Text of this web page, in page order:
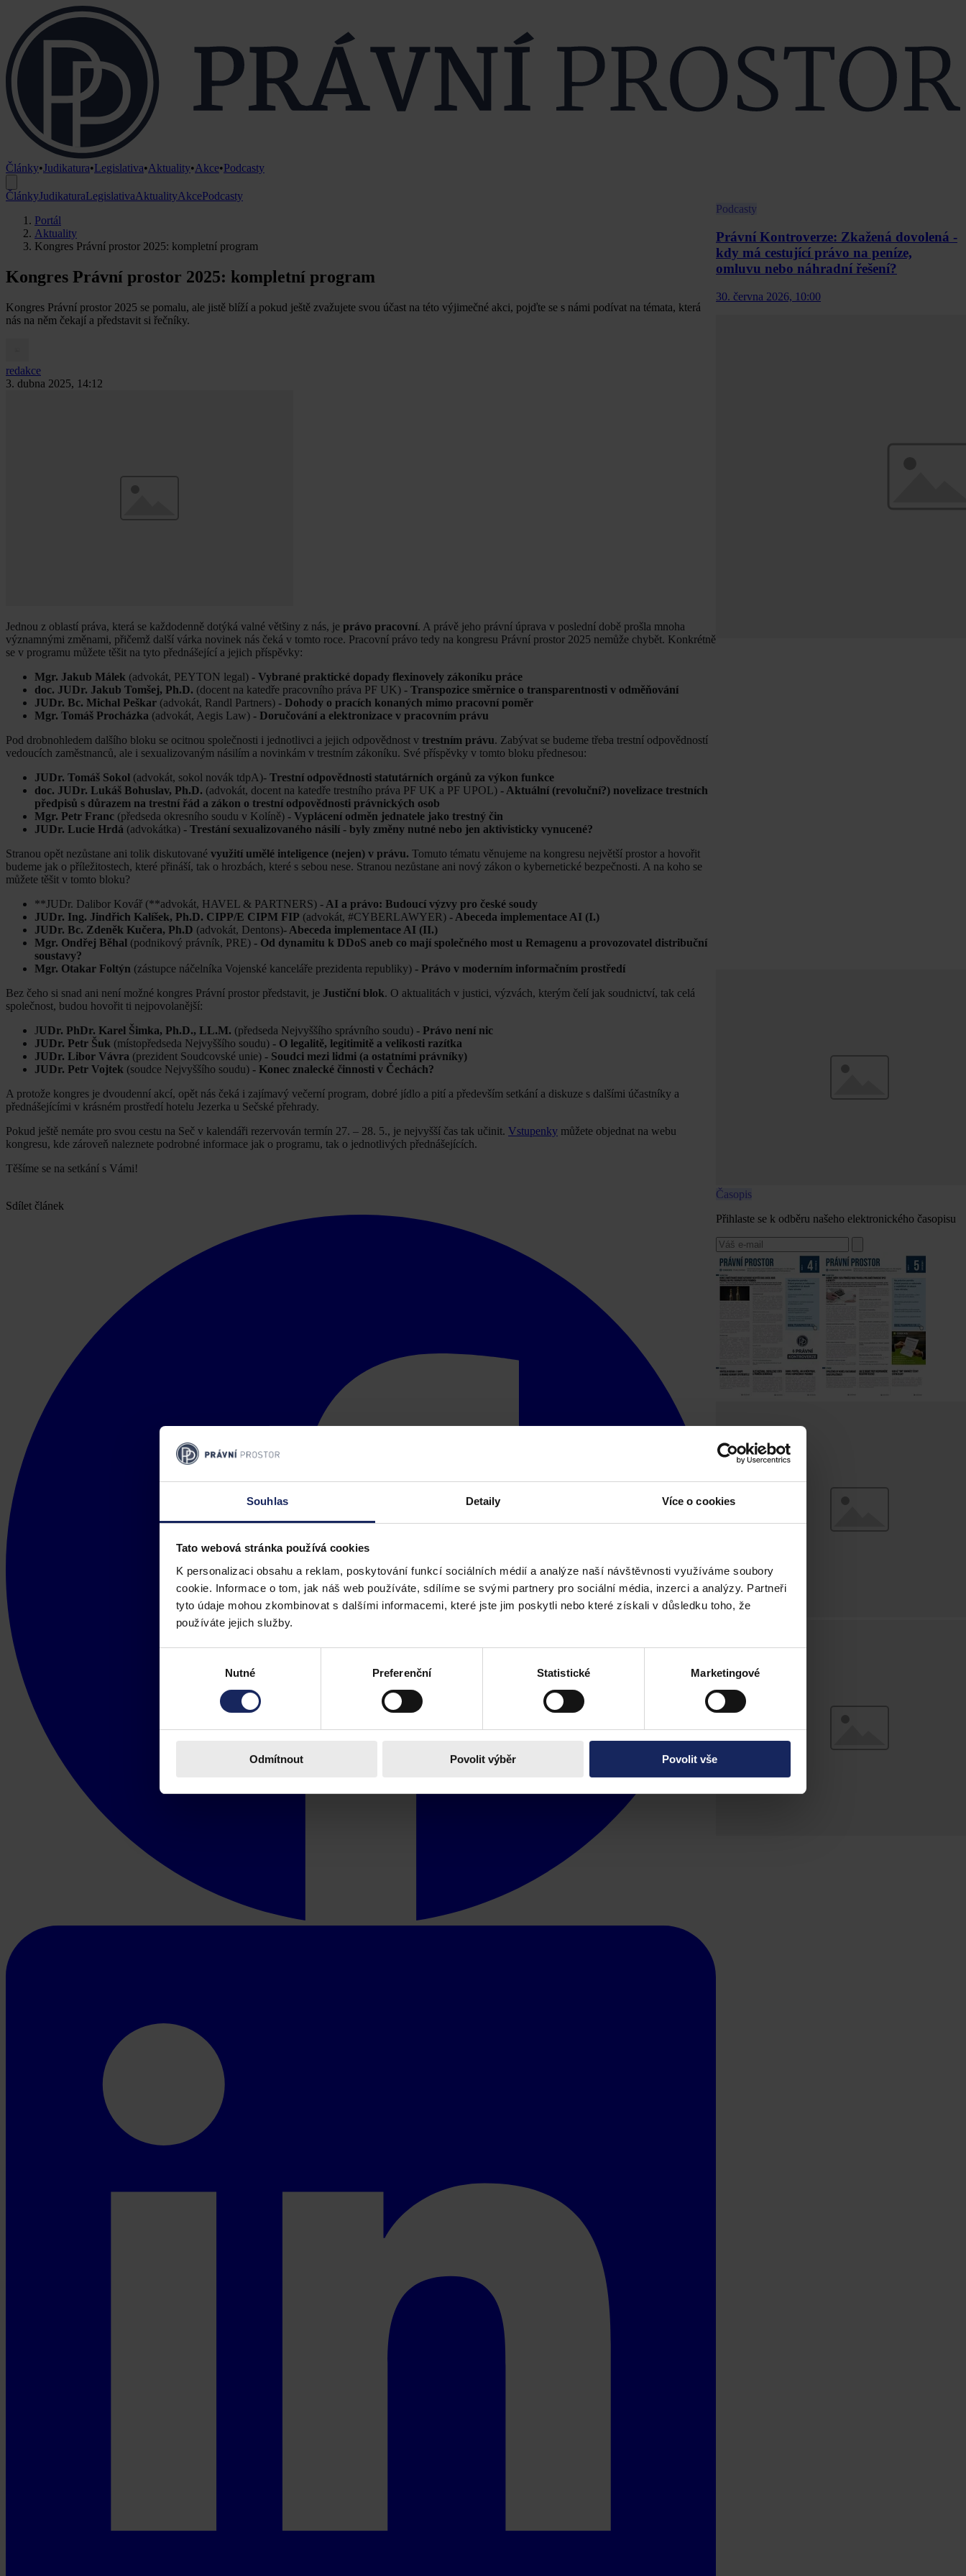
Souhlas Detaily Více o cookies
Tato webová stránka používá cookies
K personalizaci obsahu a reklam, poskytování funkcí sociálních médií a analýze naší návštěvnosti využíváme soubory
cookie. Informace o tom, jak náš web používáte, sdílíme se svými partnery pro sociální média, inzerci a analýzy. Partneři
tyto údaje mohou zkombinovat s dalšími informacemi, které jste jim poskytli nebo které získali v důsledku toho, že
používáte jejich služby.
Nutné Preferenční Statistické Marketingové
Odmítnout Povolit výběr Povolit vše
Články•Judikatura•Legislativa•Aktuality•Akce•Podcasty
ČlánkyJudikaturaLegislativaAktualityAkcePodcasty
Portál
Aktuality
Kongres Právní prostor 2025: kompletní program
Kongres Právní prostor 2025: kompletní program
Kongres Právní prostor 2025 se pomalu, ale jistě blíží a pokud ještě zvažujete svou účast na této výjimečné akci, pojďte se s námi podívat na témata, která
nás na něm čekají a představit si řečníky.
redakce
3. dubna 2025, 14:12
Jednou z oblastí práva, která se každodenně dotýká valné většiny z nás, je právo pracovní. A právě jeho právní úprava v poslední době prošla mnoha
významnými změnami, přičemž další várka novinek nás čeká v tomto roce. Pracovní právo tedy na kongresu Právní prostor 2025 nemůže chybět. Konkrétně
se v programu můžete těšit na tyto přednášející a jejich příspěvky:
Mgr. Jakub Málek (advokát, PEYTON legal) - Vybrané praktické dopady flexinovely zákoníku práce
doc. JUDr. Jakub Tomšej, Ph.D. (docent na katedře pracovního práva PF UK) - Transpozice směrnice o transparentnosti v odměňování
JUDr. Bc. Michal Peškar (advokát, Randl Partners) - Dohody o pracích konaných mimo pracovní poměr
Mgr. Tomáš Procházka (advokát, Aegis Law) - Doručování a elektronizace v pracovním právu
Pod drobnohledem dalšího bloku se ocitnou společnosti i jednotlivci a jejich odpovědnost v trestním právu. Zabývat se budeme třeba trestní odpovědností
vedoucích zaměstnanců, ale i sexualizovaným násilím a novinkám v trestním zákoníku. Své příspěvky v tomto bloku přednesou:
JUDr. Tomáš Sokol (advokát, sokol novák tdpA)- Trestní odpovědnosti statutárních orgánů za výkon funkce
doc. JUDr. Lukáš Bohuslav, Ph.D. (advokát, docent na katedře trestního práva PF UK a PF UPOL) - Aktuální (revoluční?) novelizace trestních
předpisů s důrazem na trestní řád a zákon o trestní odpovědnosti právnických osob
Mgr. Petr Franc (předseda okresního soudu v Kolíně) - Vyplácení odměn jednatele jako trestný čin
JUDr. Lucie Hrdá (advokátka) - Trestání sexualizovaného násilí - byly změny nutné nebo jen aktivisticky vynucené?
Stranou opět nezůstane ani tolik diskutované využití umělé inteligence (nejen) v právu. Tomuto tématu věnujeme na kongresu největší prostor a hovořit
budeme jak o příležitostech, které přináší, tak o hrozbách, které s sebou nese. Stranou nezůstane ani nový zákon o kybernetické bezpečnosti. A na koho se
můžete těšit v tomto bloku?
**JUDr. Dalibor Kovář (**advokát, HAVEL & PARTNERS) - AI a právo: Budoucí výzvy pro české soudy
JUDr. Ing. Jindřich Kalíšek, Ph.D. CIPP/E CIPM FIP (advokát, #CYBERLAWYER) - Abeceda implementace AI (I.)
JUDr. Bc. Zdeněk Kučera, Ph.D (advokát, Dentons)- Abeceda implementace AI (II.)
Mgr. Ondřej Běhal (podnikový právník, PRE) - Od dynamitu k DDoS aneb co mají společného most u Remagenu a provozovatel distribuční
soustavy?
Mgr. Otakar Foltýn (zástupce náčelníka Vojenské kanceláře prezidenta republiky) - Právo v moderním informačním prostředí
Bez čeho si snad ani není možné kongres Právní prostor představit, je Justiční blok. O aktualitách v justici, výzvách, kterým čelí jak soudnictví, tak celá
společnost, budou hovořit ti nejpovolanější:
JUDr. PhDr. Karel Šimka, Ph.D., LL.M. (předseda Nejvyššího správního soudu) - Právo není nic
JUDr. Petr Šuk (místopředseda Nejvyššího soudu) - O legalitě, legitimitě a velikosti razítka
JUDr. Libor Vávra (prezident Soudcovské unie) - Soudci mezi lidmi (a ostatními právníky)
JUDr. Petr Vojtek (soudce Nejvyššího soudu) - Konec znalecké činnosti v Čechách?
A protože kongres je dvoudenní akcí, opět nás čeká i zajímavý večerní program, dobré jídlo a pití a především setkání a diskuze s dalšími účastníky a
přednášejícími v krásném prostředí hotelu Jezerka u Sečské přehrady.
Pokud ještě nemáte pro svou cestu na Seč v kalendáři rezervován termín 27. – 28. 5., je nejvyšší čas tak učinit. Vstupenky můžete objednat na webu
kongresu, kde zároveň naleznete podrobné informace jak o programu, tak o jednotlivých přednášejících.
Těšíme se na setkání s Vámi!
Sdílet článek
Podcasty
Právní Kontroverze: Zkažená dovolená -
kdy má cestující právo na peníze,
omluvu nebo náhradní řešení?
30. června 2026, 10:00
Časopis
Přihlaste se k odběru našeho elektronického časopisu